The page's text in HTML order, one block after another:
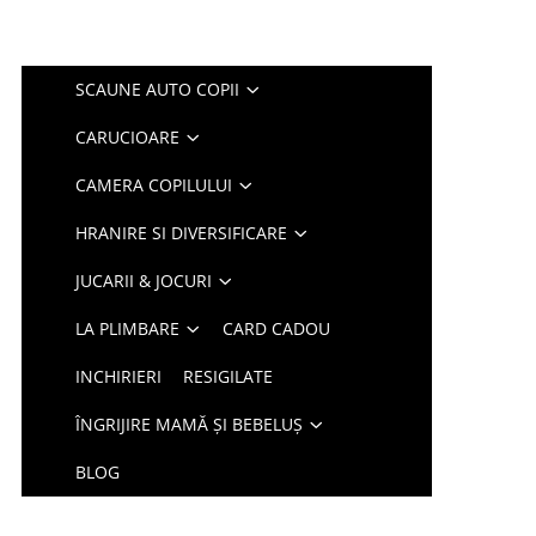
SCAUNE AUTO COPII
CARUCIOARE
CAMERA COPILULUI
HRANIRE SI DIVERSIFICARE
JUCARII & JOCURI
LA PLIMBARE CARD CADOU
INCHIRIERI RESIGILATE
ÎNGRIJIRE MAMĂ ȘI BEBELUȘ
BLOG